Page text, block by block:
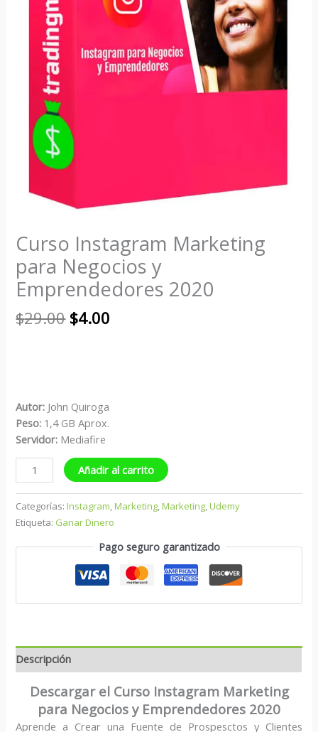
Curso Instagram Marketing
para Negocios y
Emprendedores 2020
$29.00 $4.00
Autor: John Quiroga
Peso: 1,4 GB Aprox.
Servidor: Mediafire
Añadir al carrito
Categorías:Instagram,Marketing,Marketing,Udemy
Etiqueta: Ganar Dinero
Pago seguro garantizado
Descripción
Descargar el Curso Instagram Marketing
para Negocios y Emprendedores 2020
Aprende a Crear una Fuente de Prospesctos y Clientes